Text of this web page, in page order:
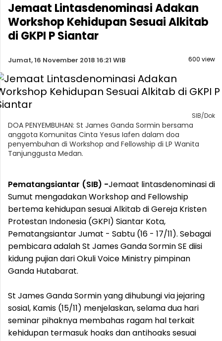
Jemaat Lintasdenominasi Adakan
Workshop Kehidupan Sesuai Alkitab
di GKPI P Siantar
Jumat, 16 November 2018 16:21 WIB 600 view
SIB/Dok
DOA PENYEMBUHAN: St James Ganda Sormin bersama
anggota Komunitas Cinta Yesus Iafen dalam doa
penyembuhan di Workshop and Fellowship di LP Wanita
Tanjunggusta Medan.
Pematangsiantar (SIB) -Jemaat lintasdenominasi di
Sumut mengadakan Workshop and Fellowship
bertema kehidupan sesuai Alkitab di Gereja Kristen
Protestan Indonesia (GKPI) Siantar Kota,
Pematangsiantar Jumat - Sabtu (16 - 17/11). Sebagai
pembicara adalah St James Ganda Sormin SE diisi
kidung pujian dari Okuli Voice Ministry pimpinan
Ganda Hutabarat.
St James Ganda Sormin yang dihubungi via jejaring
sosial, Kamis (15/11) menjelaskan, selama dua hari
seminar pihaknya membahas ragam hal terkait
kehidupan termasuk hoaks dan antihoaks sesuai